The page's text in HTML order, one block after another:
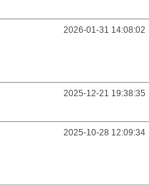
2026-01-31 14:08:02
2025-12-21 19:38:35
2025-10-28 12:09:34